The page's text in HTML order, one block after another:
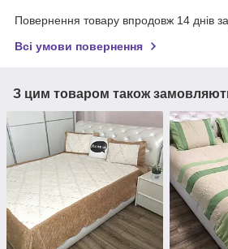
Повернення товару впродовж 14 днів
Всі умови повернення
З цим товаром також